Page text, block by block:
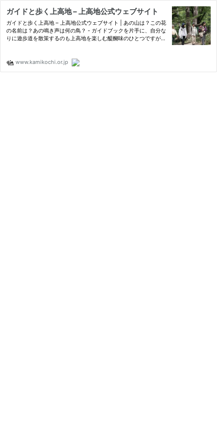
ガイドと歩く上高地 – 上高地公式ウェブサイト
ガイドと歩く上高地 – 上高地公式ウェブサイト | あの山は？この花
の名前は？あの鳴き声は何の鳥？ - ガイドブックを片手に、自分な
りに遊歩道を散策するのも上高地を楽しむ醍醐味のひとつですが、
www.kamikochi.or.jp